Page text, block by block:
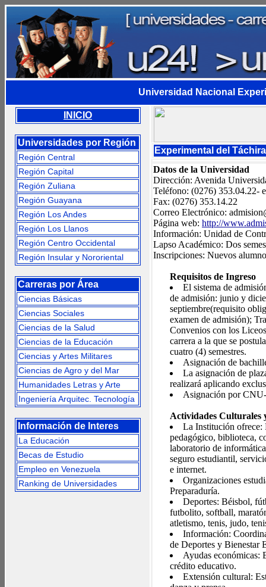
Universidad Nacional
INICIO
Universidades por Región
Región Central
Región Capital
Región Zuliana
Región Guayana
Región Los Andes
Región Los Llanos
Región Centro Occidental
Región Insular y Nororiental
Carreras por Área
Ciencias Básicas
Ciencias Sociales
Ciencias de la Salud
Ciencias de la Educación
Ciencias y Artes Militares
Ciencias de Agro y del Mar
Humanidades Letras y Arte
Ingeniería Arquitec. Tecnología
Información de Interes
La Educación
Becas de Estudio
Empleo en Venezuela
Ranking de Universidades
Experimental del
Datos de la Universidad
Dirección: Avenida
Teléfono: (0276) 353.04.22-
Fax: (0276) 353.14.22
Correo Electrónico:
Página web: http://
Información: Unidad de
Lapso Académico: Dos
Inscripciones: Nuevos
Requisitos de Ingreso
El sistema de
de admisión: junio y
septiembre(requisito
examen de admisión);
Convenios con los
carrera a la que se
cuatro (4) semestres.
Asignación de
La asignación de
realizará aplicando
Asignación por
Actividades Culturales
La Institución ofrece:
pedagógico, biblioteca,
laboratorio de
seguro estudiantil,
e internet.
Organizaciones
Preparaduría.
Deportes: Béisbol,
futbolito, softball,
atletismo, tenis, judo,
Información:
de Deportes y Bienestar
Ayudas económicas:
crédito educativo.
Extensión cultural: